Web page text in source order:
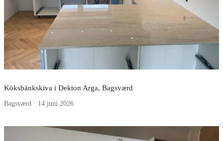
Köksbänkskiva i Dekton Arga, Bagsværd
Bagsværd · 14 juni 2026